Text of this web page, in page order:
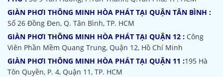
GIÀN PHƠI THÔNG MINH HÒA PHÁT TẠI QUẬN TÂN BÌNH :
Số 26 Đồng Đen, Q. Tân Bình, TP. HCM
GIÀN PHƠI THÔNG MINH HÒA PHÁT TẠI QUẬN 12 : Công
Viên Phần Mềm Quang Trung, Quận 12, Hồ Chí Minh
GIÀN PHƠI THÔNG MINH HÒA PHÁT TẠI QUẬN 11 :195 Hà
Tôn Quyền, P. 4, Quận 11, TP. HCM